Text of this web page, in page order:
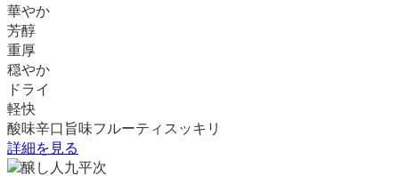
華やか
芳醇
重厚
穏やか
ドライ
軽快
酸味辛口 旨味フルーティ スッキリ
詳細を見る